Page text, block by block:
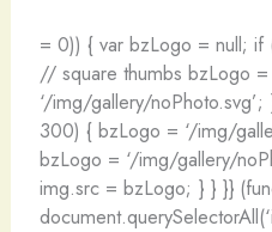
= 0)) { var bzLogo = null;
// square thumbs bzLogo =
‘/img/gallery/
300) { bzLogo = ‘/img/
bzLogo = ‘/img/gallery/
img.src = bzLogo; } } }}